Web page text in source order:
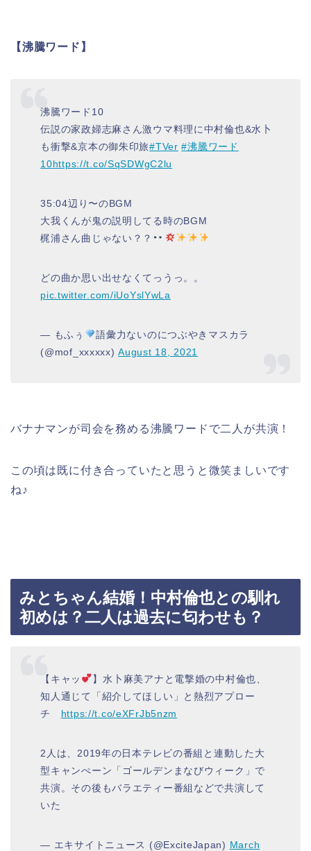
【沸騰ワード】
沸騰ワード10
伝説の家政婦志麻さん激ウマ料理に中村倫也&水卜
も衝撃&京本の御朱印旅#TVer #沸騰ワード
10https://t.co/SqSDWgC2lu
35:04辺り〜のBGM
大我くんが鬼の説明してる時のBGM
梶浦さん曲じゃない？？
どの曲か思い出せなくてっうっ。。
pic.twitter.com/iUoYslYwLa
— もふぅ
語彙力ないのにつぶやきマスカラ
(@mof_xxxxxx)August 18, 2021
バナナマンが司会を務める沸騰ワードで二人が共演！
この頃は既に付き合っていたと思うと微笑ましいです
ね♪
みとちゃん結婚！中村倫也との馴れ
初めは？二人は過去に匂わせも？
【キャッ
】水卜麻美アナと電撃婚の中村倫也、
知人通じて「紹介してほしい」と熱烈アプロー
チ https://t.co/eXFrJb5nzm
2人は、2019年の日本テレビの番組と連動した大
型キャンぺーン「ゴールデンまなびウィーク」で
共演。その後もバラエティー番組などで共演して
いた
— エキサイトニュース (@ExciteJapan) March